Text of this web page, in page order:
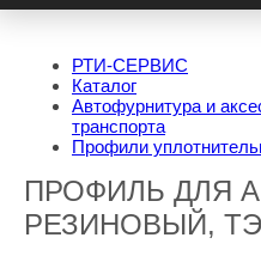
РТИ-СЕРВИС
Каталог
Автофурнитура и
транспорта
Профили
ПРОФИЛЬ ДЛЯ
РЕЗИНОВЫЙ,